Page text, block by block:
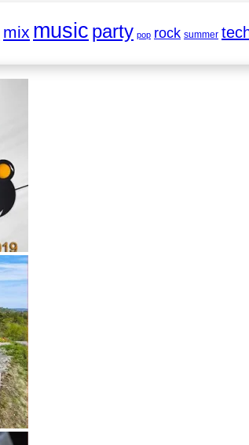
mix music party pop rock summer